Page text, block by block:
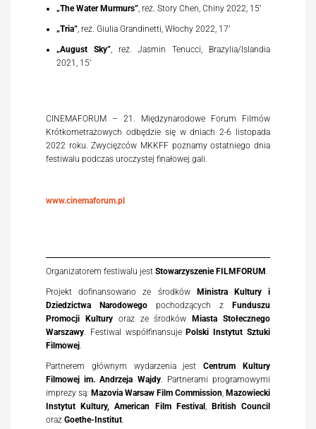
„The Water Murmurs”, reż. Story Chen, Chiny 2022, 15’
„Tria”, reż. Giulia Grandinetti, Włochy 2022, 17’
„August Sky”, reż. Jasmin Tenucci, Brazylia/Islandia
2021, 15’
CINEMAFORUM – 21. Międzynarodowe Forum Filmów
Krótkometrażowych odbędzie się w dniach 2-6 listopada
2022 roku. Zwycięzców MKKFF poznamy ostatniego dnia
festiwalu podczas uroczystej finałowej gali.
www.cinemaforum.pl
Organizatorem festiwalu jest Stowarzyszenie FILMFORUM .
Projekt dofinansowano ze środków
Ministra Kultury i
Dziedzictwa Narodowego pochodzących z
Funduszu
Promocji Kulturyoraz ze środków
Miasta Stołecznego
Warszawy. Festiwal współfinansuje Polski Instytut Sztuki
Filmowej.
Partnerem głównym wydarzenia jestCentrum Kultury
Filmowej im. Andrzeja Wajdy. Partnerami programowymi
imprezy są: Mazovia Warsaw Film Commission, Mazowiecki
Instytut Kultury, American Film Festival ,
British Council
oraz Goethe-Institut.